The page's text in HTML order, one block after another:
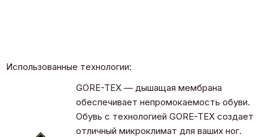
Использованные технологии:
GORE-TEX — дышащая мембрана
обеспечивает непромокаемость обуви.
Обувь с технологией GORE-TEX создает
отличный микроклимат для ваших ног.